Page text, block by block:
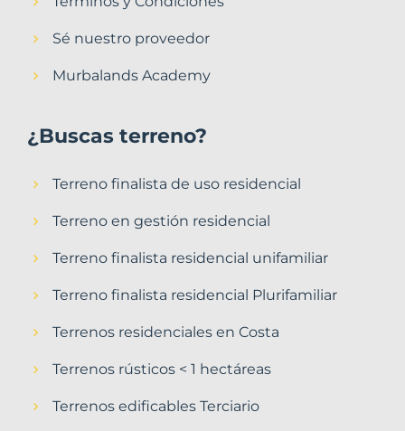
Sé nuestro proveedor
Murbalands Academy
¿Buscas terreno?
Terreno finalista de uso residencial
Terreno en gestión residencial
Terreno finalista residencial unifamiliar
Terreno finalista residencial Plurifamiliar
Terrenos residenciales en Costa
Terrenos rústicos < 1 hectáreas
Terrenos edificables Terciario